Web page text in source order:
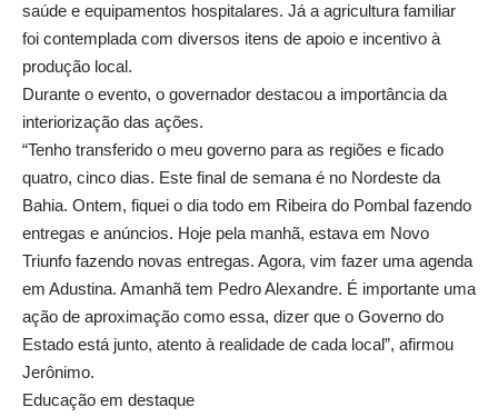
saúde e equipamentos hospitalares. Já a agricultura familiar
foi contemplada com diversos itens de apoio e incentivo à
produção local.
Durante o evento, o governador destacou a importância da
interiorização das ações.
“Tenho transferido o meu governo para as regiões e ficado
quatro, cinco dias. Este final de semana é no Nordeste da
Bahia. Ontem, fiquei o dia todo em Ribeira do Pombal fazendo
entregas e anúncios. Hoje pela manhã, estava em Novo
Triunfo fazendo novas entregas. Agora, vim fazer uma agenda
em Adustina. Amanhã tem Pedro Alexandre. É importante uma
ação de aproximação como essa, dizer que o Governo do
Estado está junto, atento à realidade de cada local”, afirmou
Jerônimo.
Educação em destaque